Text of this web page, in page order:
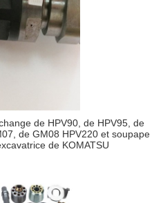
de HPV90, de HPV95, de
de GM08 HPV220 et soupape
de KOMATSU